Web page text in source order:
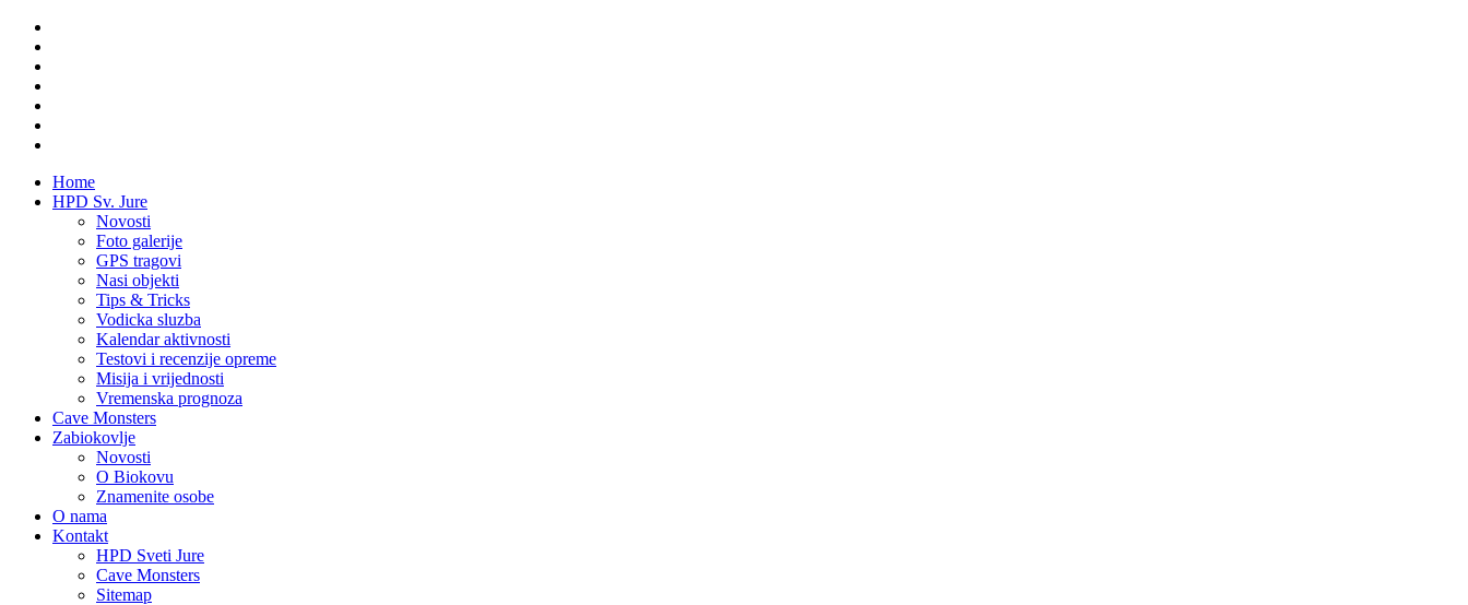
Home
HPD Sv. Jure
Novosti
Foto galerije
GPS tragovi
Nasi objekti
Tips & Tricks
Vodicka sluzba
Kalendar aktivnosti
Testovi i recenzije opreme
Misija i vrijednosti
Vremenska prognoza
Cave Monsters
Zabiokovlje
Novosti
O Biokovu
Znamenite osobe
O nama
Kontakt
HPD Sveti Jure
Cave Monsters
Sitemap